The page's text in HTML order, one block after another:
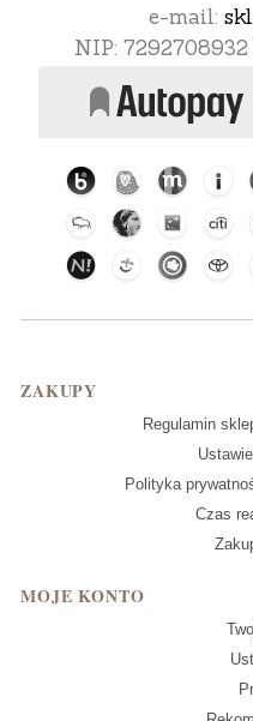
e-mail:
NIP: 7292708932
Linki w stopce
ZAKUPY
Regulamin
Polityka
Czas
MOJE KONTO